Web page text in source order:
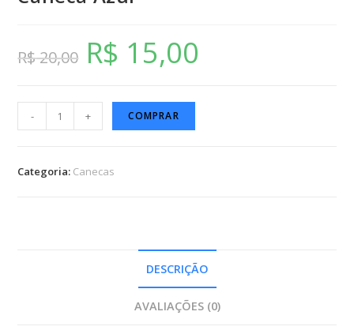
R$20,00 R$ 15,00
- + COMPRAR
Categoria: Canecas
DESCRIÇÃO
AVALIAÇÕES (0)